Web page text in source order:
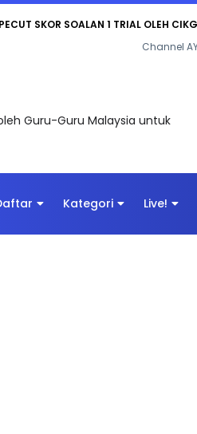
DIGITAL PENYELAMAT DUNIA
Channel
Guru-Guru Malaysia untuk
Kategori Live!